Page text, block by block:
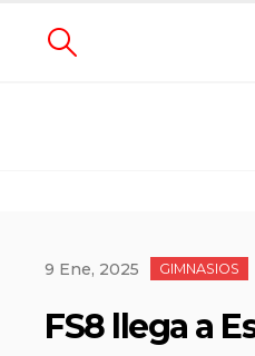
9 Ene, 2025 GIMNASIOS
FS8 llega a